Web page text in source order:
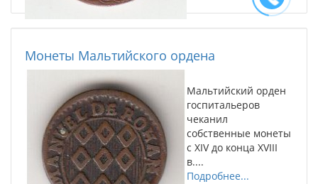
Монеты Мальтийского ордена
Мальтийский орден
госпитальеров
чеканил
собственные монеты
с XIV до конца XVIII
в....
Подробнее...